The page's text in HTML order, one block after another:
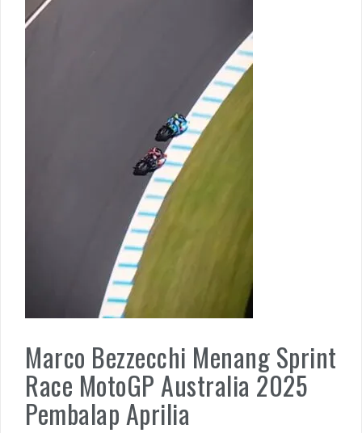
Marco Bezzecchi Menang Sprint
Race MotoGP Australia 2025
Pembalap Aprilia